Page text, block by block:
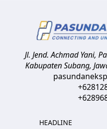
Jl. Jend. Achmad Yani,
Kabupaten Subang,
HEADLINE